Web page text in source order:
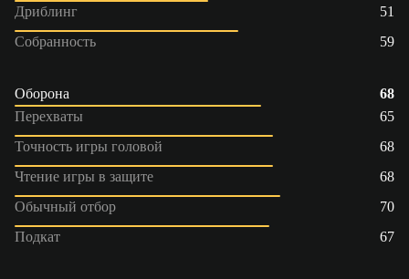
Дриблинг
51
Собранность
59
Оборона
68
Перехваты
65
Точность игры головой
68
Чтение игры в защите
68
Обычный отбор
70
Подкат
67